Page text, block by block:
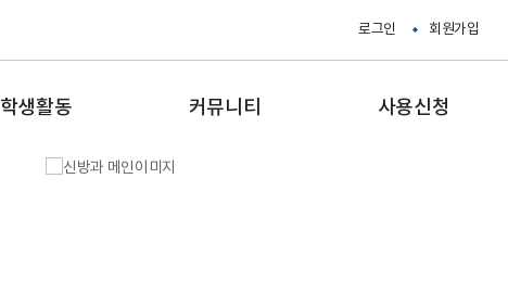
로그인 회원가입
학생활동 커뮤니티 사용신청